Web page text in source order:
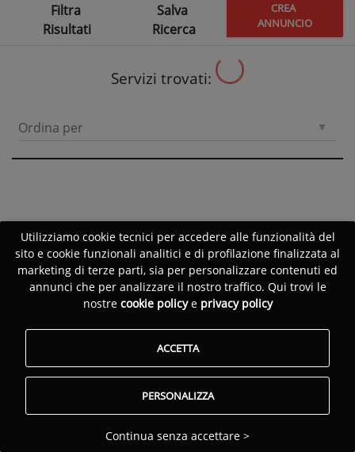
Filtra
Risultati
Salva
Ricerca
CREA
ANNUNCIO
Servizi trovati:
Ordina per
Utilizziamo cookie tecnici per accedere alle funzionalità del
sito e cookie funzionali analitici e di profilazione finalizzata al
marketing di terze parti, sia per personalizzare contenuti ed
annunci che per analizzare il nostro traffico. Qui trovi le
nostre cookie policye privacy policy
ACCETTA
PERSONALIZZA
Continua senza accettare >